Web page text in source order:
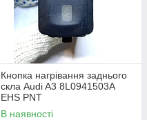
Кнопка нагрівання заднього
скла Audi A3 8L0941503A
EHS PNT
В наявності